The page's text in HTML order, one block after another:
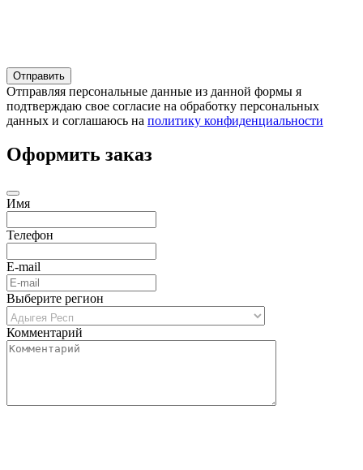
Отправляя персональные данные из данной формы я
подтверждаю свое согласие на обработку персональных
данных и соглашаюсь на политику конфиденциальности
Оформить заказ
Имя
Телефон
E-mail
Выберите регион
Комментарий